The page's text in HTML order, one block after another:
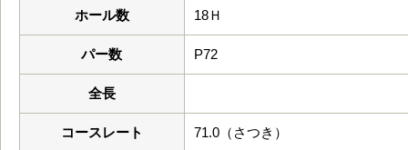
ホール数 18Ｈ
パー数 P72
全長
コースレート 71.0（さつき）